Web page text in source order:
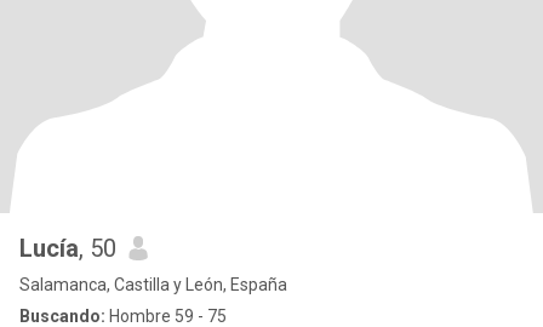
Lucía, 50
Salamanca, Castilla y León, España
Buscando: Hombre 59 - 75